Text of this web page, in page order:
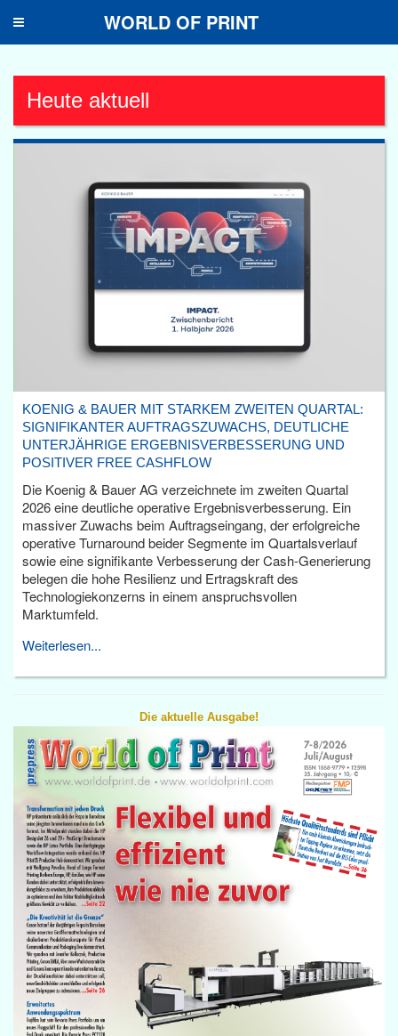
Toggle
WORLD OF PRINT
Heute aktuell
KOENIG & BAUER MIT STARKEM ZWEITEN QUARTAL:
SIGNIFIKANTER AUFTRAGSZUWACHS, DEUTLICHE
UNTERJÄHRIGE ERGEBNISVERBESSERUNG UND
POSITIVER FREE CASHFLOW
Die Koenig & Bauer AG verzeichnete im zweiten Quartal
2026 eine deutliche operative Ergebnisverbesserung. Ein
massiver Zuwachs beim Auftragseingang, der erfolgreiche
operative Turnaround beider Segmente im Quartalsverlauf
sowie eine signifikante Verbesserung der Cash-Generierung
belegen die hohe Resilienz und Ertragskraft des
Technologiekonzerns in einem anspruchsvollen
Marktumfeld.
Weiterlesen...
Die aktuelle Ausgabe!